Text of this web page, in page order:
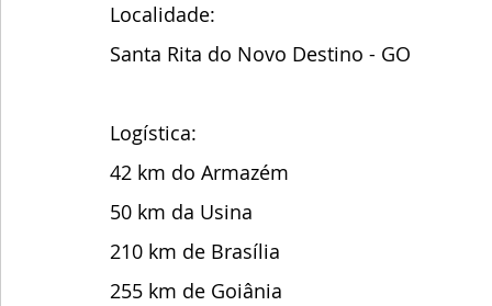
Localidade:
Santa Rita do Novo Destino - GO
Logística:
42 km do Armazém
50 km da Usina
210 km de Brasília
255 km de Goiânia